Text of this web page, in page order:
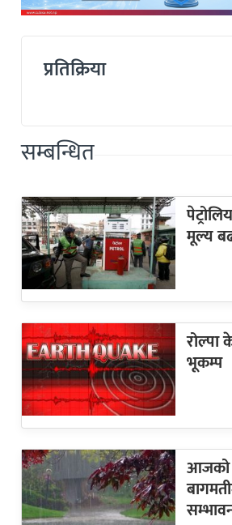
प्रतिक्रिया
सम्बन्धित
मूल्य
रोल्पा
भूकम्प
आजको